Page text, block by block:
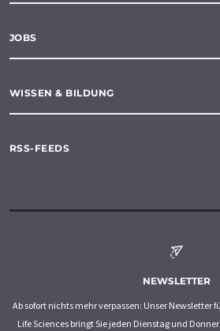
JOBS
WISSEN & BILDUNG
RSS-FEEDS
NEWSLETTER
Ab sofort nichts mehr verpassen: Unser Newsletter
Life Sciences bringt Sie jeden Dienstag und